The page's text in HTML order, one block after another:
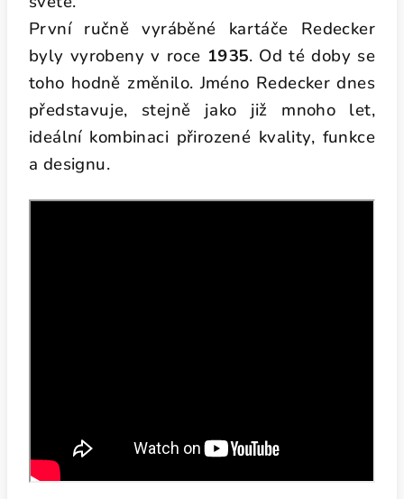
První ručně vyráběné kartáče Redecker
byly vyrobeny v roce 1935. Od té doby se
toho hodně změnilo. Jméno Redecker dnes
představuje, stejně jako již mnoho let,
ideální kombinaci přirozené kvality, funkce
a designu.